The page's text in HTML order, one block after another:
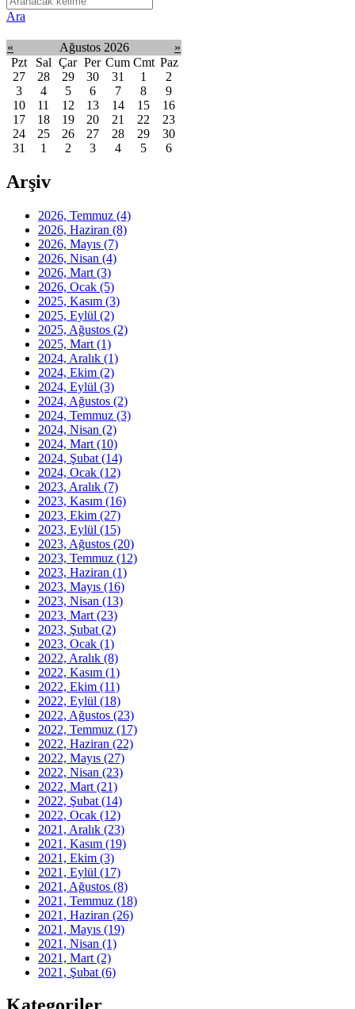
Ara
« Ağustos 2026
»
Pzt
Sal Çar Per Cum Cmt Paz
27
28 29 30 31 1
2
3
4 5 6 7 8
9
10
11 12 13 14 15
16
17
18 19 20 21 22
23
24
25 26 27 28 29
30
31
1 2 3 4 5 6
Arşiv
2026, Temmuz (4)
2026, Haziran (8)
2026, Mayıs (7)
2026, Nisan (4)
2026, Mart (3)
2026, Ocak (5)
2025, Kasım (3)
2025, Eylül (2)
2025, Ağustos (2)
2025, Mart (1)
2024, Aralık (1)
2024, Ekim (2)
2024, Eylül (3)
2024, Ağustos (2)
2024, Temmuz (3)
2024, Nisan (2)
2024, Mart (10)
2024, Şubat (14)
2024, Ocak (12)
2023, Aralık (7)
2023, Kasım (16)
2023, Ekim (27)
2023, Eylül (15)
2023, Ağustos (20)
2023, Temmuz (12)
2023, Haziran (1)
2023, Mayıs (16)
2023, Nisan (13)
2023, Mart (23)
2023, Şubat (2)
2023, Ocak (1)
2022, Aralık (8)
2022, Kasım (1)
2022, Ekim (11)
2022, Eylül (18)
2022, Ağustos (23)
2022, Temmuz (17)
2022, Haziran (22)
2022, Mayıs (27)
2022, Nisan (23)
2022, Mart (21)
2022, Şubat (14)
2022, Ocak (12)
2021, Aralık (23)
2021, Kasım (19)
2021, Ekim (3)
2021, Eylül (17)
2021, Ağustos (8)
2021, Temmuz (18)
2021, Haziran (26)
2021, Mayıs (19)
2021, Nisan (1)
2021, Mart (2)
2021, Şubat (6)